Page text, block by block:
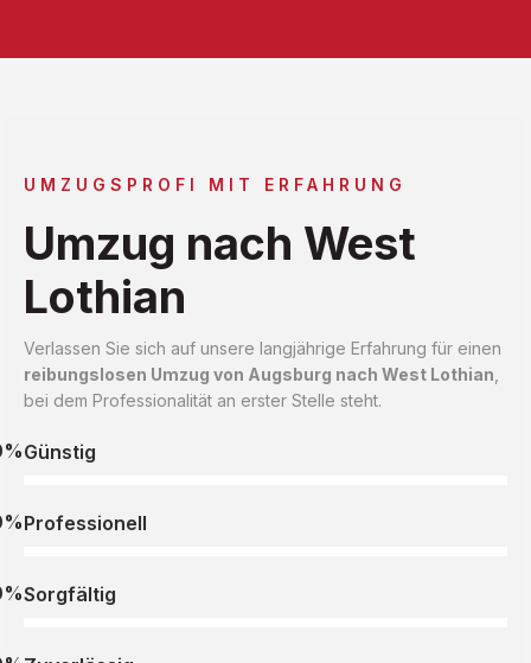
UMZUGSPROFI MIT ERFAHRUNG
Umzug nach West
Lothian
Verlassen Sie sich auf unsere langjährige Erfahrung für einen
reibungslosen Umzug von Augsburg nach West Lothian
bei dem Professionalität an erster Stelle steht.
Günstig
Professionell
Sorgfältig